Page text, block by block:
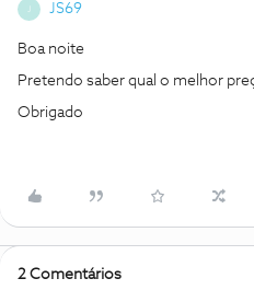
JS69
Boa noite
Pretendo saber qual o melhor
Obrigado
2 Comentários